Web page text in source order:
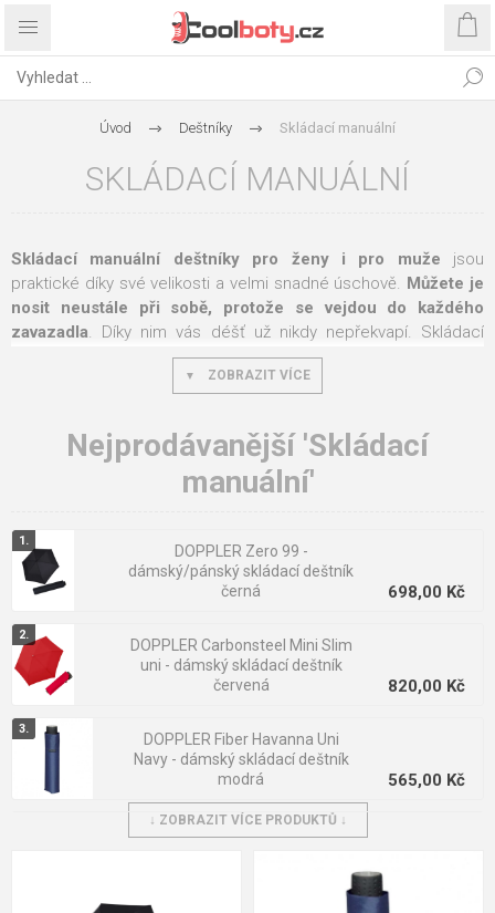
Úvod Deštníky Skládací manuální
SKLÁDACÍ MANUÁLNÍ
Skládací manuální deštníky pro ženy i pro muže jsou
praktické díky své velikosti a velmi snadné úschově. Můžete je
nosit neustále při sobě, protože se vejdou do každého
zavazadla. Díky nim vás déšť už nikdy nepřekvapí. Skládací
deštníky s manuálním mechanismemvelmi snadno rozložíte i
. Díky tomu jsou praktické i pro děti, které k jejich složení
Všichni také známe situace, kdy při deštivém počasí zároveň
fouká silný vítr a některé deštníky ztrácí svoje funkce. V tomto
počasí je nejlepším řešenímvětruodolný deštník
před promoknutím.
V naší nabídce najdetejednobarevné skládací manuální
deštníky, ale také deštníky s nejrůznějšími vzory a barvami
Věříme, že i děti si vyberou vzor, který budou rády nosit. Tu
nejvyšší kvalitu skládacích deštníků zajišťují značky
s.Oliver, Bugatti, Doppler a další.
ZOBRAZIT VÍCE
Nejprodávanější 'Skládací
manuální'
DOPPLER Zero 99 -
dámský/pánský skládací deštník
černá
698,00 Kč
DOPPLER Carbonsteel Mini Slim
uni - dámský skládací deštník
červená
820,00 Kč
DOPPLER Fiber Havanna Uni
Navy - dámský skládací deštník
modrá
565,00 Kč
DOPPLER Fiber Havanna Uni
↓ ZOBRAZIT VÍCE PRODUKTŮ ↓